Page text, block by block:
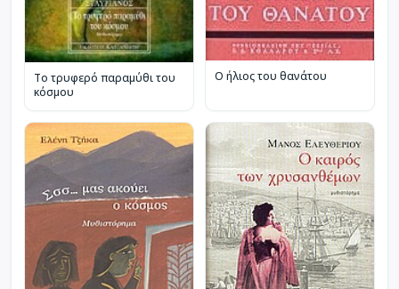
Το τρυφερό παραμύθι του
κόσμου
Ο ήλιος του θανάτου